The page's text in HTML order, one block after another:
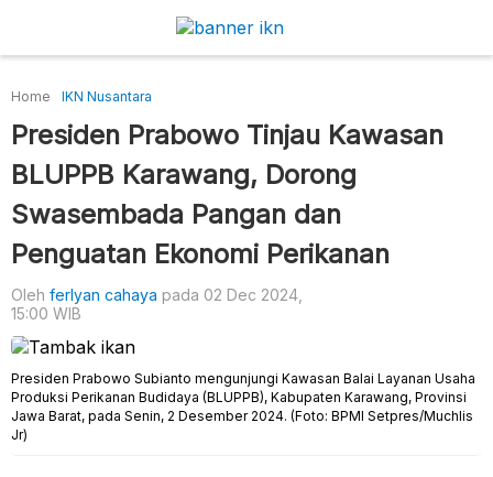
Home IKN Nusantara
Presiden Prabowo Tinjau Kawasan
BLUPPB Karawang, Dorong
Swasembada Pangan dan
Penguatan Ekonomi Perikanan
Oleh ferlyan cahaya pada 02 Dec 2024,
15:00 WIB
Presiden Prabowo Subianto mengunjungi Kawasan Balai Layanan Usaha
Produksi Perikanan Budidaya (BLUPPB), Kabupaten Karawang, Provinsi
Jawa Barat, pada Senin, 2 Desember 2024. (Foto: BPMI Setpres/Muchlis
Jr)